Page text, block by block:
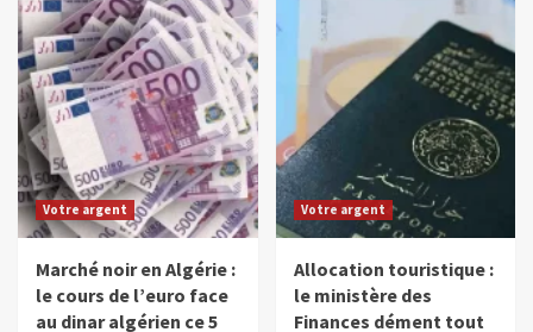
Votre argent
Marché noir en Algérie :
le cours de l’euro face
au dinar algérien ce 5
Votre argent
Allocation touristique :
le ministère des
Finances dément tout